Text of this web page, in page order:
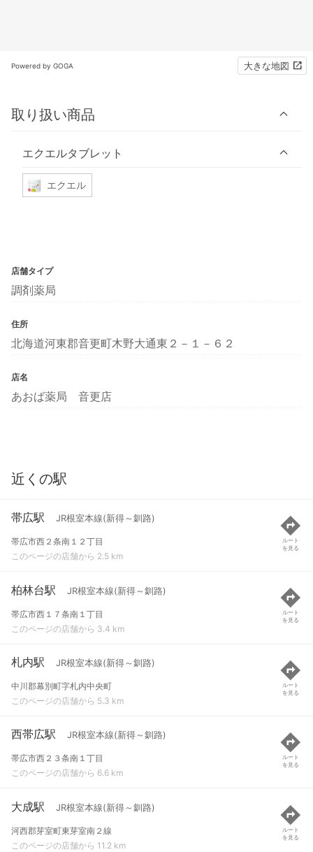
Powered by GOGA 大きな地図
取り扱い商品
エクエルタブレット
エクエル
店舗タイプ
調剤薬局
住所
北海道河東郡音更町木野大通東２－１－６２
店名
あおば薬局 音更店
近くの駅
帯広駅 JR根室本線(新得～釧路)
帯広市西２条南１２丁目
このページの店舗から 2.5 km
ルート
を見る
柏林台駅 JR根室本線(新得～釧路)
帯広市西１７条南１丁目
このページの店舗から 3.4 km
ルート
を見る
札内駅 JR根室本線(新得～釧路)
中川郡幕別町字札内中央町
このページの店舗から 5.3 km
ルート
を見る
西帯広駅 JR根室本線(新得～釧路)
帯広市西２３条南１丁目
このページの店舗から 6.6 km
ルート
を見る
大成駅 JR根室本線(新得～釧路)
河西郡芽室町東芽室南２線
このページの店舗から 11.2 km
ルート
を見る